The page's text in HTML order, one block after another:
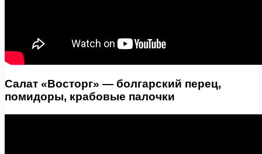
Салат «Восторг» — болгарский перец,
помидоры, крабовые палочки